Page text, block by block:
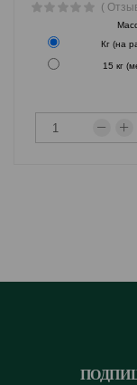
(
Кг (на
15 кг